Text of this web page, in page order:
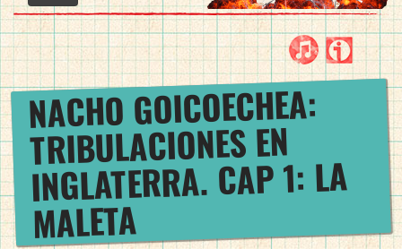
ITUNESIVOOX
NACHO GOICOECHEA:
TRIBULACIONES EN
INGLATERRA. CAP 1: LA
MALETA